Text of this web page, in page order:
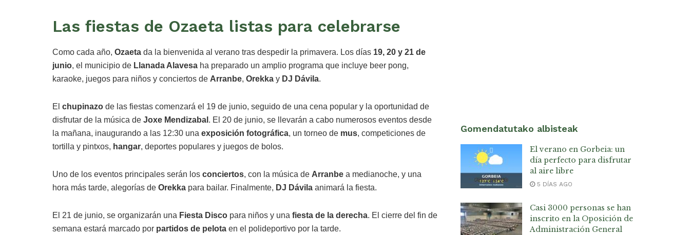
Las fiestas de Ozaeta listas para celebrarse
Como cada año, Ozaeta da la bienvenida al verano tras despedir la primavera. Los días 19, 20 y 21 de
junio, el municipio de Llanada Alavesa ha preparado un amplio programa que incluye beer pong,
karaoke, juegos para niños y conciertos de Arranbe, Orekka y DJ Dávila.
El chupinazo de las fiestas comenzará el 19 de junio, seguido de una cena popular y la oportunidad de
disfrutar de la música de Joxe Mendizabal . El 20 de junio, se llevarán a cabo numerosos eventos desde
la mañana, inaugurando a las 12:30 una exposición fotográfica, un torneo de mus, competiciones de
tortilla y pintxos, hangar, deportes populares y juegos de bolos.
Uno de los eventos principales serán los conciertos, con la música de Arranbe a medianoche, y una
hora más tarde, alegorías de Orekka para bailar. Finalmente, DJ Dávila animará la fiesta.
El 21 de junio, se organizarán una Fiesta Disco para niños y una fiesta de la derecha. El cierre del fin de
semana estará marcado por partidos de pelota en el polideportivo por la tarde.
Gomendatutako albisteak
El verano en Gorbeia: un
día perfecto para disfrutar
al aire libre
5 DÍAS AGO
Casi 3000 personas se han
inscrito en la Oposición de
Administración General